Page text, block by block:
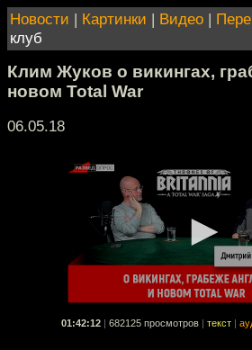
Новости | Картинки | Видео |
клуб
Клим Жуков о викингах,
новом Total War
06.05.18
01:42:12 682125 просмотров текст